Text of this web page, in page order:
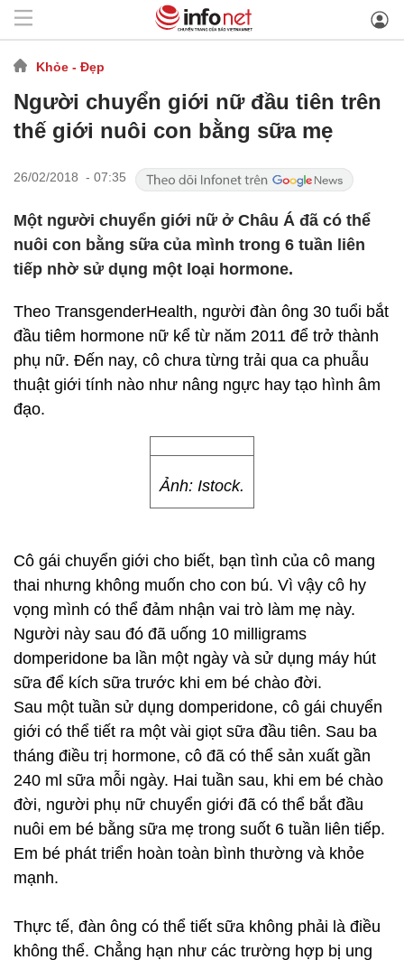
Khỏe - Đẹp
Người chuyển giới nữ đầu tiên trên
thế giới nuôi con bằng sữa mẹ
26/02/2018 - 07:35
Một người chuyển giới nữ ở Châu Á đã có thể
nuôi con bằng sữa của mình trong 6 tuần liên
tiếp nhờ sử dụng một loại hormone.
Theo TransgenderHealth, người đàn ông 30 tuổi bắt
đầu tiêm hormone nữ kể từ năm 2011 để trở thành
phụ nữ. Đến nay, cô chưa từng trải qua ca phuẫu
thuật giới tính nào như nâng ngực hay tạo hình âm
đạo.
Ảnh: Istock.
Cô gái chuyển giới cho biết, bạn tình của cô mang
thai nhưng không muốn cho con bú. Vì vậy cô hy
vọng mình có thể đảm nhận vai trò làm mẹ này.
Người này sau đó đã uống 10 milligrams
domperidone ba lần một ngày và sử dụng máy hút
sữa để kích sữa trước khi em bé chào đời.
Sau một tuần sử dụng domperidone, cô gái chuyển
giới có thể tiết ra một vài giọt sữa đầu tiên. Sau ba
tháng điều trị hormone, cô đã có thể sản xuất gần
240 ml sữa mỗi ngày. Hai tuần sau, khi em bé chào
đời, người phụ nữ chuyển giới đã có thể bắt đầu
nuôi em bé bằng sữa mẹ trong suốt 6 tuần liên tiếp.
Em bé phát triển hoàn toàn bình thường và khỏe
mạnh.
Thực tế, đàn ông có thể tiết sữa không phải là điều
không thể. Chẳng hạn như các trường hợp bị ung